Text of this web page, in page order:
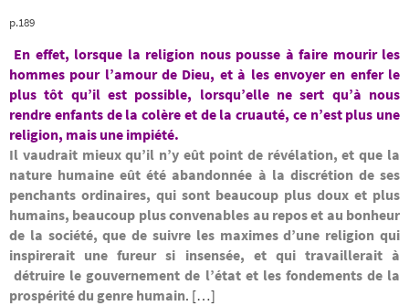
p.189
En effet, lorsque la religion nous pousse à faire mourir les
hommes pour l’amour de Dieu, et à les envoyer en enfer le
plus tôt qu’il est possible, lorsqu’elle ne sert qu’à nous
rendre enfants de la colère et de la cruauté, ce n’est plus une
religion, mais une impiété.
Il vaudrait mieux qu’il n’y eût point de révélation, et que la
nature humaine eût été abandonnée à la discrétion de ses
penchants ordinaires, qui sont beaucoup plus doux et plus
humains, beaucoup plus convenables au repos et au bonheur
de la société, que de suivre les maximes d’une religion qui
inspirerait une fureur si insensée, et qui travaillerait à
détruire le gouvernement de l’état et les fondements de la
prospérité du genre humain. […]